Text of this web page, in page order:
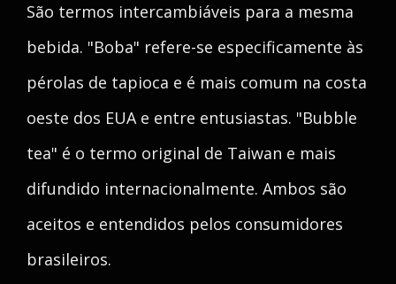
São termos intercambiáveis para a mesma
bebida. "Boba" refere-se especificamente às
pérolas de tapioca e é mais comum na costa
oeste dos EUA e entre entusiastas. "Bubble
tea" é o termo original de Taiwan e mais
difundido internacionalmente. Ambos são
aceitos e entendidos pelos consumidores
brasileiros.